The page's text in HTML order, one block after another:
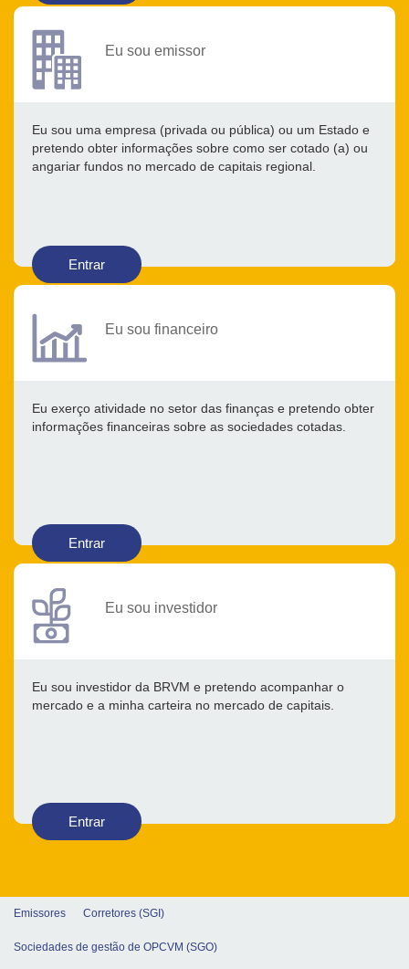
Eu sou emissor
Eu sou uma empresa (privada ou pública) ou um Estado e
pretendo obter informações sobre como ser cotado (a) ou
angariar fundos no mercado de capitais regional.
Entrar
Eu sou financeiro
Eu exerço atividade no setor das finanças e pretendo obter
informações financeiras sobre as sociedades cotadas.
Entrar
Eu sou investidor
Eu sou investidor da BRVM e pretendo acompanhar o
mercado e a minha carteira no mercado de capitais.
Entrar
Emissores Corretores (SGI)
Sociedades de gestão de OPCVM (SGO)